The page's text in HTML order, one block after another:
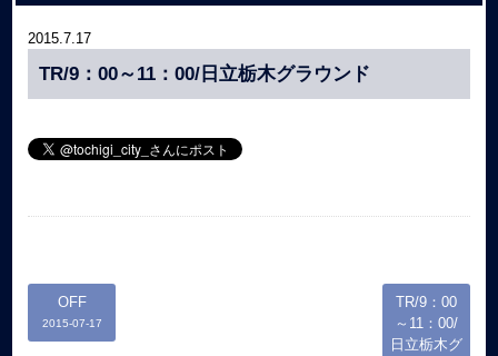
2015.7.17
TR/9：00～11：00/日立栃木グラウンド
OFF
2015-07-17
TR/9：00
～11：00/
日立栃木グ